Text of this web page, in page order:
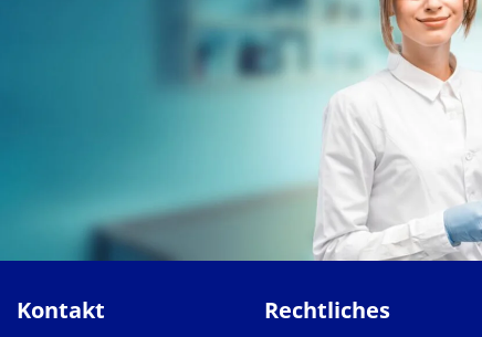
Kontakt Rechtliches